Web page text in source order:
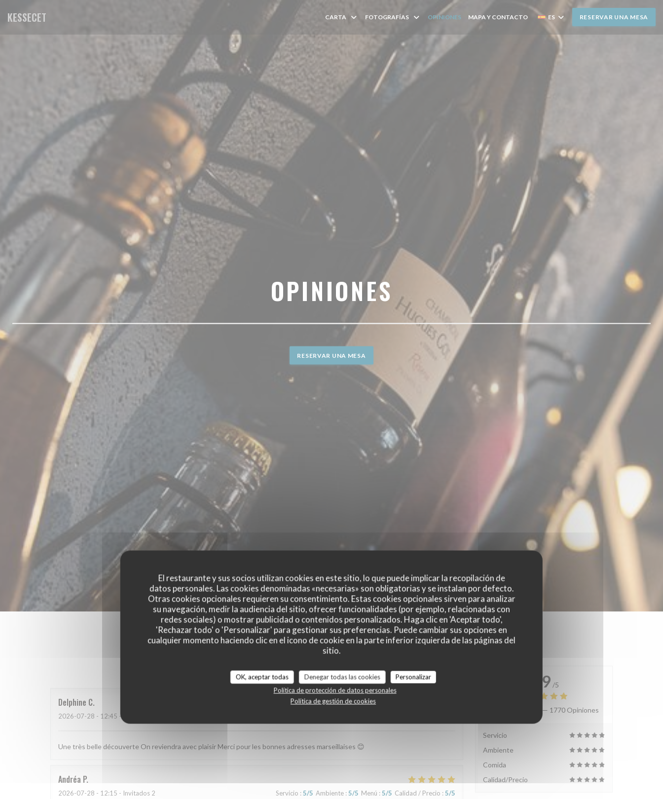
El restaurante y sus socios utilizan cookies en este sitio, lo que puede implicar la recopilación de
datos personales. Las cookies denominadas «necesarias» son obligatorias y se instalan por defecto.
Otras cookies opcionales requieren su consentimiento. Estas cookies opcionales sirven para analizar
su navegación, medir la audiencia del sitio, ofrecer funcionalidades (por ejemplo, relacionadas con
redes sociales) o mostrar publicidad o contenidos personalizados. Haga clic en 'Aceptar todo',
'Rechazar todo' o 'Personalizar' para gestionar sus preferencias. Puede cambiar sus opciones en
cualquier momento haciendo clic en el icono de cookie en la parte inferior izquierda de las páginas del
sitio.
OK, aceptar todas Denegar todas las cookies
Personalizar
Política de protección de datos personales
Política de gestión de cookies
KESSECET CARTA FOTOGRAFÍAS OPINIONES MAPA Y CONTACTO ES RESERVAR UNA MESA
OPINIONES
RESERVAR UNA MESA
Las opiniones de nuestros clientes
Delphine C
2026-07-28 - 12:45 - Invitados 3
Une très belle découverte On reviendra avec plaisir Merci pour les bonnes adresses marseillaises 😊
Andréa P
2026-07-28 - 12:15 - Invitados 2 Servicio : 5/5 Ambiente : 5/5 Menú :5/5 Calidad / Precio : 5/5
4.9 /5
Valoración media — 1770 Opiniones
Servicio
Ambiente
Comida
Calidad/Precio